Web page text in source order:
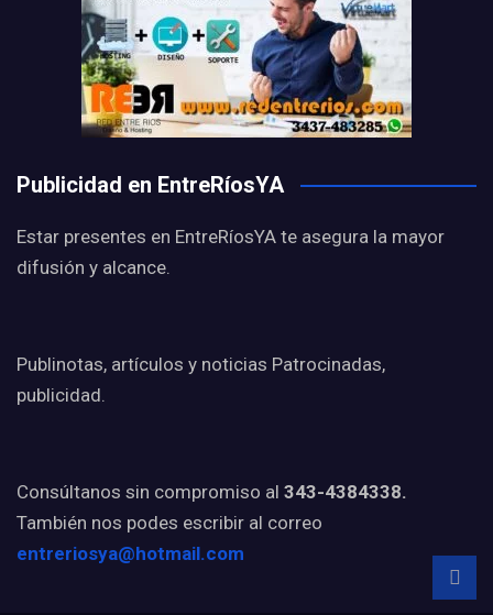
Publicidad en EntreRíosYA
Estar presentes en EntreRíosYA te asegura la mayor
difusión y alcance.
Publinotas, artículos y noticias Patrocinadas,
publicidad.
Consúltanos sin compromiso al 343-4384338.
También nos podes escribir al correo
entreriosya@hotmail.com